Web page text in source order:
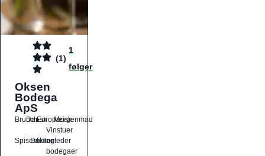
(1)
1
følger
Oksen
Bodega
ApS
Brunch
DanskEuropæiskMorgenmad
Spisesteder
Drikkesteder
Vinstuer
og
bodegaer